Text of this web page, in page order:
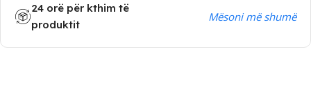
24 orë për kthim të
produktit
Mësoni më shumë